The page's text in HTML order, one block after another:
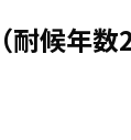
候年